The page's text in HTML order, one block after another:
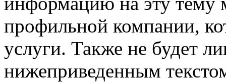
профильной компании,
услуги. Также не будет
нижеприведенным